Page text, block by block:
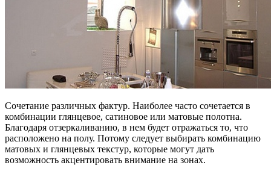
Сочетание различных фактур. Наиболее часто сочетается в
комбинации глянцевое, сатиновое или матовые полотна.
Благодаря отзеркаливанию, в нем будет отражаться то, что
расположено на полу. Потому следует выбирать комбинацию
матовых и глянцевых текстур, которые могут дать
возможность акцентировать внимание на зонах.